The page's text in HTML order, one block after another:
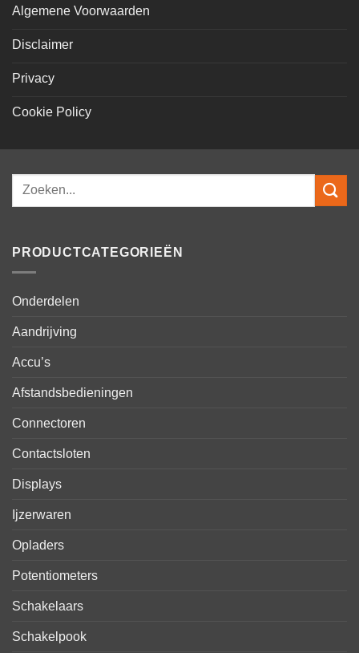
Algemene Voorwaarden
Disclaimer
Privacy
Cookie Policy
Zoeken
PRODUCTCATEGORIEËN
Onderdelen
Aandrijving
Accu’s
Afstandsbedieningen
Connectoren
Contactsloten
Displays
Ijzerwaren
Opladers
Potentiometers
Schakelaars
Schakelpook